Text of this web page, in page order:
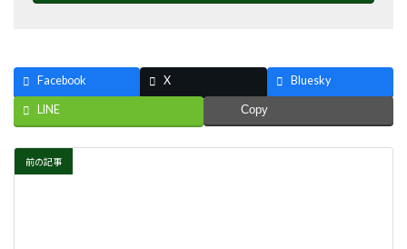
Facebook X Bluesky
LINE Copy
前の記事